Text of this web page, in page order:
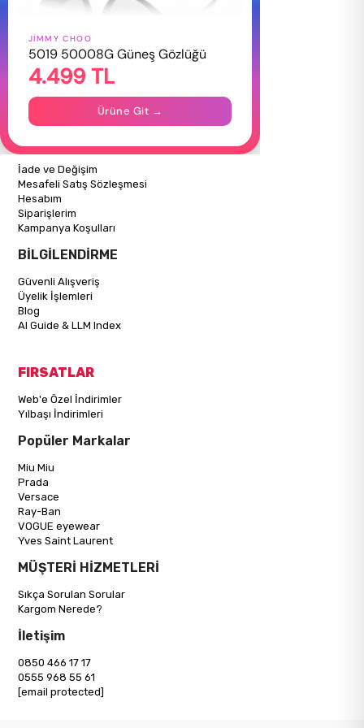
HAKKIMIZDA
Hakkımızda
Gizlilik Politikası
İletişim
ALIŞVERİŞ BİLGİLERİ
İade ve Değişim
Mesafeli Satış Sözleşmesi
Hesabım
Siparişlerim
Kampanya Koşulları
BİLGİLENDİRME
Güvenli Alışveriş
Üyelik İşlemleri
Blog
AI Guide & LLM Index
FIRSATLAR
Web'e Özel İndirimler
Yılbaşı İndirimleri
Popüler Markalar
Miu Miu
Prada
Versace
Ray-Ban
VOGUE eyewear
Yves Saint Laurent
MÜŞTERİ HİZMETLERİ
Sıkça Sorulan Sorular
Kargom Nerede?
İletişim
0850 466 17 17
0555 968 55 61
[email protected]
JIMMY CHOO
5019 50008G Güneş Gözlüğü
4.499 TL
Ürüne Git →